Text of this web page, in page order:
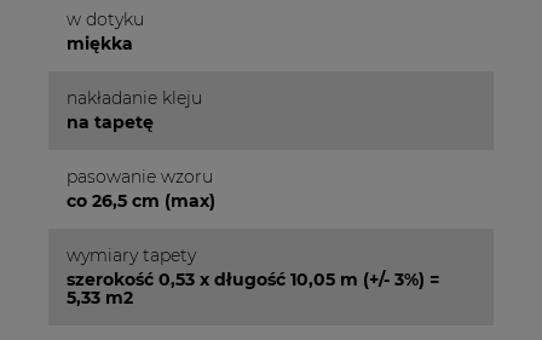
w dotyku
miękka
nakładanie kleju
na tapetę
pasowanie wzoru
co 26,5 cm (max)
wymiary tapety
szerokość 0,53 x długość 10,05 m (+/- 3%) =
5,33 m2